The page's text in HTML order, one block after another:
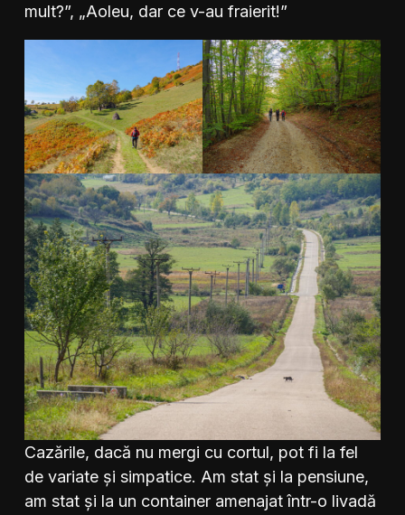
mult?”, „Aoleu, dar ce v-au fraierit!”
Cazările, dacă nu mergi cu cortul, pot fi la fel
de variate și simpatice. Am stat și la pensiune,
am stat și la un container amenajat într-o livadă